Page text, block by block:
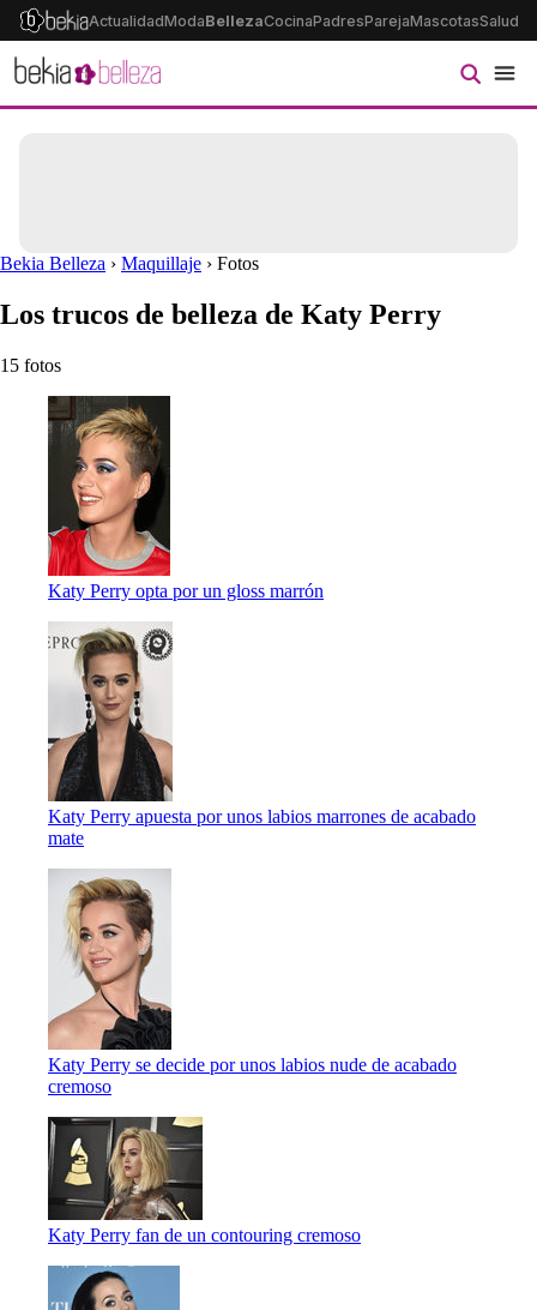
ActualidadModaBellezaCocinaPadresParejaMascotasSalud
Bekia Belleza › Maquillaje › Fotos
Los trucos de belleza de Katy Perry
15 fotos
Katy Perry opta por un gloss marrón
Katy Perry apuesta por unos labios marrones de acabado
mate
Katy Perry se decide por unos labios nude de acabado
cremoso
Katy Perry fan de un contouring cremoso